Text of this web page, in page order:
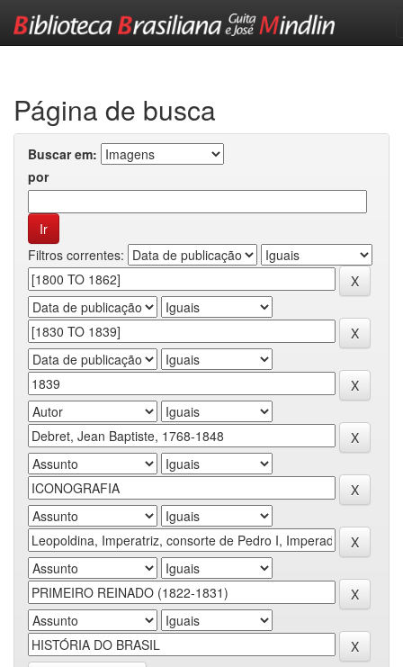
Página de busca
Buscar em:
por
Filtros correntes: